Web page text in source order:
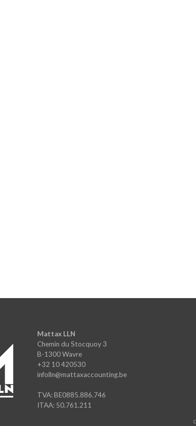
Mattax LLN
Chemin du Stocquoy 3
B-1300 Wavre
+32 10 420530
infolln@mattaxaccounting.be
TVA: BE0885.886.746
ITAA: 50.761.211